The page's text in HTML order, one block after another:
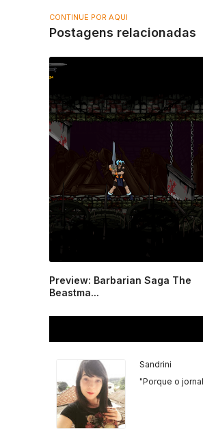
CONTINUE POR AQUI
Postagens relacionadas
Preview: Barbarian Saga The
Beastma...
Sandrini
"Porque o